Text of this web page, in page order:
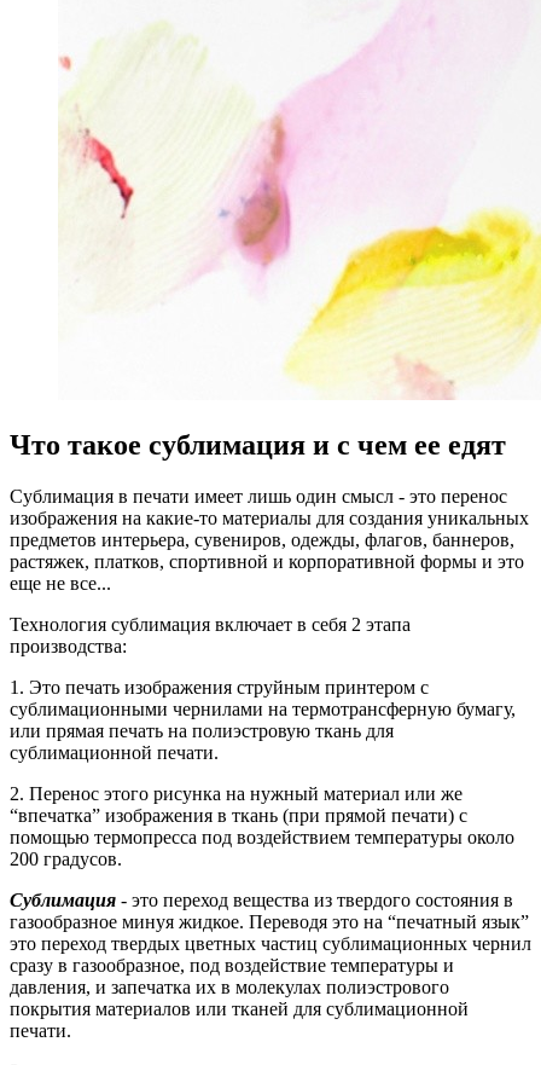
Что такое сублимация и с чем ее едят
Сублимация в печати имеет лишь один смысл - это перенос
изображения на какие-то материалы для создания уникальных
предметов интерьера, сувениров, одежды, флагов, баннеров,
растяжек, платков, спортивной и корпоративной формы и это
еще не все...
Технология сублимация включает в себя 2 этапа
производства:
1. Это печать изображения струйным принтером с
сублимационными чернилами на термотрансферную бумагу,
или прямая печать на полиэстровую ткань для
сублимационной печати.
2. Перенос этого рисунка на нужный материал или же
“впечатка” изображения в ткань (при прямой печати) с
помощью термопресса под воздействием температуры около
200 градусов.
Сублимация - это переход вещества из твердого состояния в
газообразное минуя жидкое. Переводя это на “печатный язык”
это переход твердых цветных частиц сублимационных чернил
сразу в газообразное, под воздействие температуры и
давления, и запечатка их в молекулах полиэстрового
покрытия материалов или тканей для сублимационной
печати.